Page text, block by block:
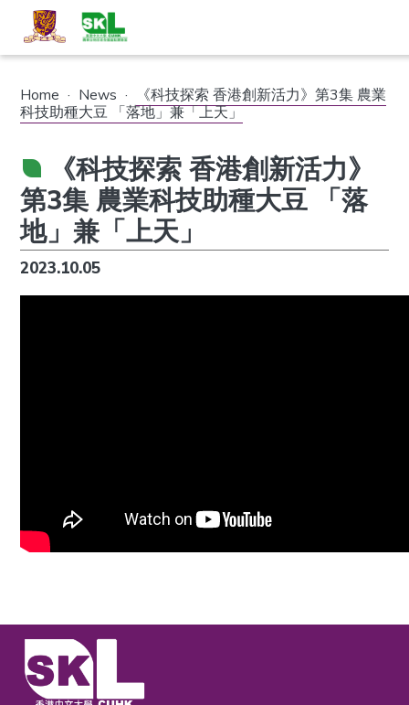
Home · News ·
《科技探索 香港創新活力》第3集 農業
科技助種大豆 「落地」兼「上天」
《科技探索 香港創新活力》
第3集 農業科技助種大豆 「落
地」兼「上天」
2023.10.05